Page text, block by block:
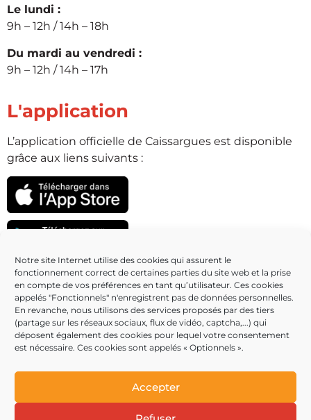
Notre site Internet utilise des cookies qui assurent le
fonctionnement correct de certaines parties du site web et la prise
en compte de vos préférences en tant qu’utilisateur. Ces cookies
appelés "Fonctionnels" n'enregistrent pas de données personnelles.
En revanche, nous utilisons des services proposés par des tiers
(partage sur les réseaux sociaux, flux de vidéo, captcha,...) qui
déposent également des cookies pour lequel votre consentement
est nécessaire. Ces cookies sont appelés « Optionnels ».
Accepter
Le lundi :
9h – 12h / 14h – 18h
Du mardi au vendredi :
9h – 12h / 14h – 17h
L'application
L’application officielle de Caissargues est disponible
grâce aux liens suivants :
Partenaires